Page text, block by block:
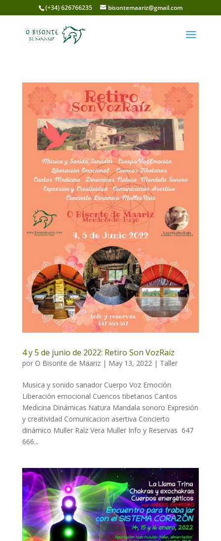
(+34) 626766235 bisontemaariz@gmail.com
4 y 5 de junio de 2022: Retiro Son VozRaiz
por O Bisonte de Maariz| May 13, 2022| Taller
Musica y sonido sanador Cuerpo Voz Emoción
Liberación emocional Cuencos tibetanos Cantos
Medicina Dinámicas Natura Mandala sonoro Expresión
y creatividad Comunicacion asertiva Concierto
dinámico Muller Raíz Vera Muller Info y Reservas 647
666...